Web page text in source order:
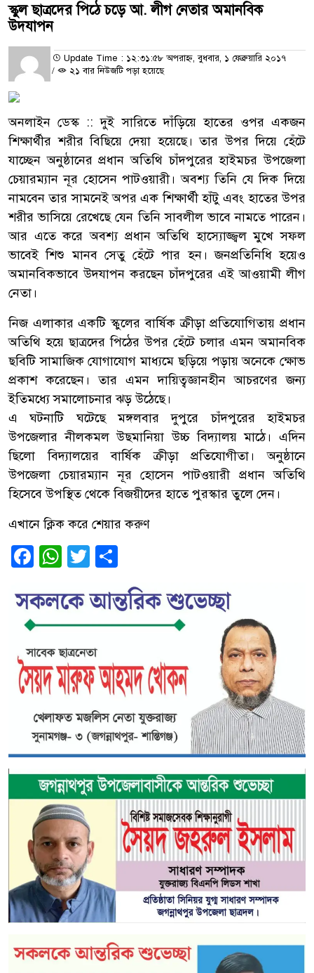
স্কুল ছাত্রদের পিঠে চড়ে আ. লীগ নেতার অমানবিক
উদযাপন
Update Time : ১২:৩১:৫৮ অপরাহ্ন, বুধবার, ১ ফেব্রুয়ারি ২০১৭
/
২১ বার নিউজটি পড়া হয়েছে
অনলাইন ডেস্ক :: দুই সারিতে দাঁড়িয়ে হাতের ওপর একজন
শিক্ষার্থীর শরীর বিছিয়ে দেয়া হয়েছে। তার উপর দিয়ে হেঁটে
যাচ্ছেন অনুষ্ঠানের প্রধান অতিথি চাঁদপুরের হাইমচর উপজেলা
চেয়ারম্যান নূর হোসেন পাটওয়ারী। অবশ্য তিনি যে দিক দিয়ে
নামবেন তার সামনেই অপর এক শিক্ষার্থী হাঁটু এবং হাতের উপর
শরীর ভাসিয়ে রেখেছে যেন তিনি সাবলীল ভাবে নামতে পারেন।
আর এতে করে অবশ্য প্রধান অতিথি হাস্যোজ্জ্বল মুখে সফল
ভাবেই শিশু মানব সেতু হেঁটে পার হন। জনপ্রতিনিধি হয়েও
অমানবিকভাবে উদযাপন করছেন চাঁদপুরের এই আওয়ামী লীগ
নেতা।
নিজ এলাকার একটি স্কুলের বার্ষিক ক্রীড়া প্রতিযোগিতায় প্রধান
অতিথি হয়ে ছাত্রদের পিঠের উপর হেঁটে চলার এমন অমানবিক
ছবিটি সামাজিক যোগাযোগ মাধ্যমে ছড়িয়ে পড়ায় অনেকে ক্ষোভ
প্রকাশ করেছেন। তার এমন দায়িত্বজ্ঞানহীন আচরণের জন্য
ইতিমধ্যে সমালোচনার ঝড় উঠেছে।
এ ঘটনাটি ঘটেছে মঙ্গলবার দুপুরে চাঁদপুরের হাইমচর
উপজেলার নীলকমল উছমানিয়া উচ্চ বিদ্যালয় মাঠে। এদিন
ছিলো বিদ্যালয়ের বার্ষিক ক্রীড়া প্রতিযোগীতা। অনুষ্ঠানে
উপজেলা চেয়ারম্যান নূর হোসেন পাটওয়ারী প্রধান অতিথি
হিসেবে উপস্থিত থেকে বিজয়ীদের হাতে পুরস্কার তুলে দেন।
এখানে ক্লিক করে শেয়ার করুণ
Facebook
WhatsApp
Twitter